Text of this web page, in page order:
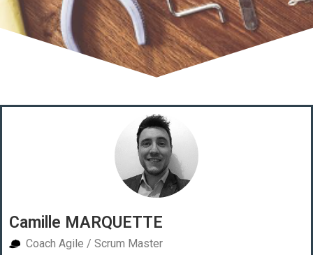
Camille MARQUETTE
Coach Agile / Scrum Master